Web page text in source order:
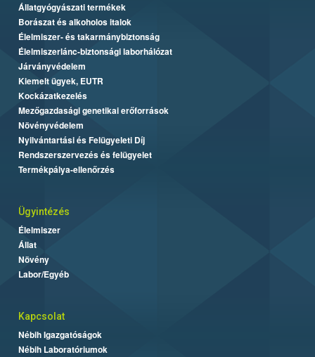
Állatgyógyászati termékek
Borászat és alkoholos italok
Élelmiszer- és takarmánybiztonság
Élelmiszerlánc-biztonsági laborhálózat
Járványvédelem
Kiemelt ügyek, EUTR
Kockázatkezelés
Mezőgazdasági genetikai erőforrások
Növényvédelem
Nyilvántartási és Felügyeleti Díj
Rendszerszervezés és felügyelet
Termékpálya-ellenőrzés
Ügyintézés
Élelmiszer
Állat
Növény
Labor/Egyéb
Kapcsolat
Nébih Igazgatóságok
Nébih Laboratóriumok